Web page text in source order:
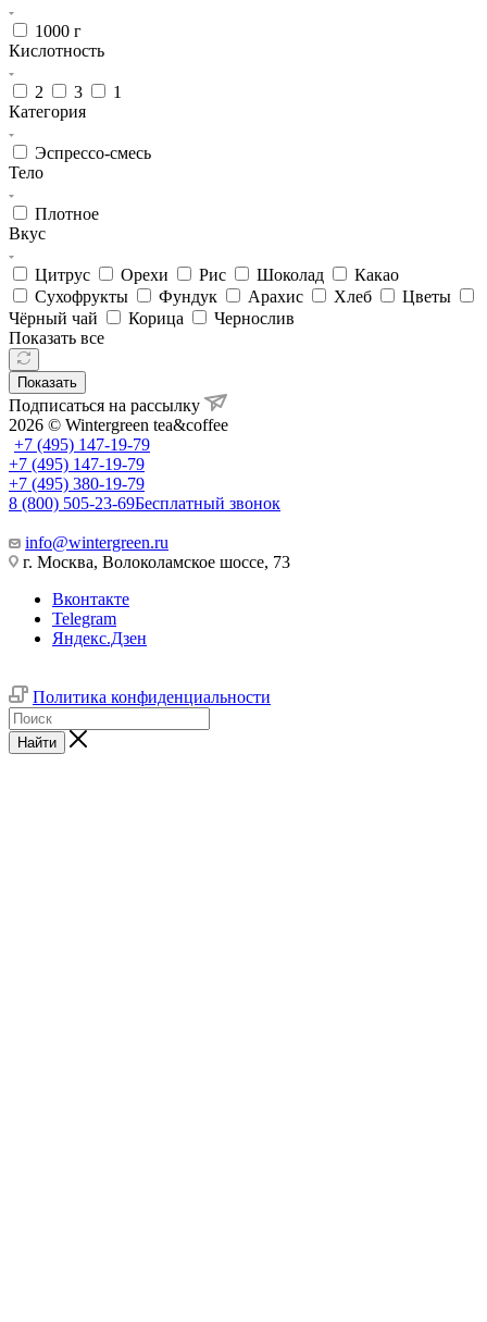
1000 г
Кислотность
2 3
1
Категория
Эспрессо-смесь
Тело
Плотное
Вкус
Цитрус Орехи Рис Шоколад
Какао
Сухофрукты
Фундук Арахис Хлеб
Цветы
Чёрный чай
Корица
Чернослив
Показать все
Показать
Подписаться на рассылку
2026 © Wintergreen tea&coffee
+7 (495) 147-19-79
+7 (495) 147-19-79
+7 (495) 380-19-79
8 (800) 505-23-69Бесплатный звонок
info@wintergreen.ru
г. Москва, Волоколамское шоссе, 73
Вконтакте
Telegram
Яндекс.Дзен
Политика конфиденциальности
Найти